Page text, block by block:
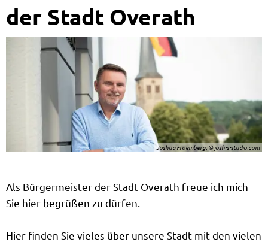
der Stadt Overath
Joshua Froemberg, © josh-s-studio.com
Als Bürgermeister der Stadt Overath freue ich mich
Sie hier begrüßen zu dürfen.
Hier finden Sie vieles über unsere Stadt mit den vielen